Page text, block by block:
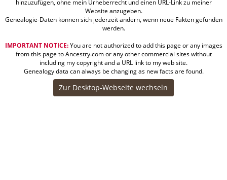
hinzuzufügen, ohne mein Urheberrecht und einen URL-Link zu meiner
Website anzugeben.
Genealogie-Daten können sich jederzeit ändern, wenn neue Fakten gefunden
werden.
IMPORTANT NOTICE:You are not authorized to add this page or any images
from this page to Ancestry.com or any other commercial sites without
including my copyright and a URL link to my web site.
Genealogy data can always be changing as new facts are found.
Zur Desktop-Webseite wechseln